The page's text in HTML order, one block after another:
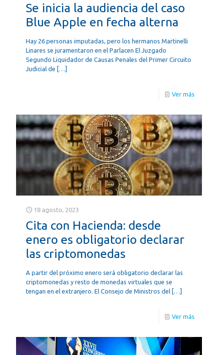
Se inicia la audiencia del caso
Blue Apple en fecha alterna
Hay 26 personas imputadas, pero los hermanos Martinelli
Linares se juramentaron en el Parlacen El Juzgado
Segundo Liquidador de Causas Penales del Primer Circuito
Judicial de […]
Ver más
18 agosto, 2023
Cita con Hacienda: desde
enero es obligatorio declarar
las criptomonedas
A partir del próximo enero será obligatorio declarar las
criptomonedas y resto de monedas virtuales que se
tengan en el extranjero. El Consejo de Ministros del […]
Ver más